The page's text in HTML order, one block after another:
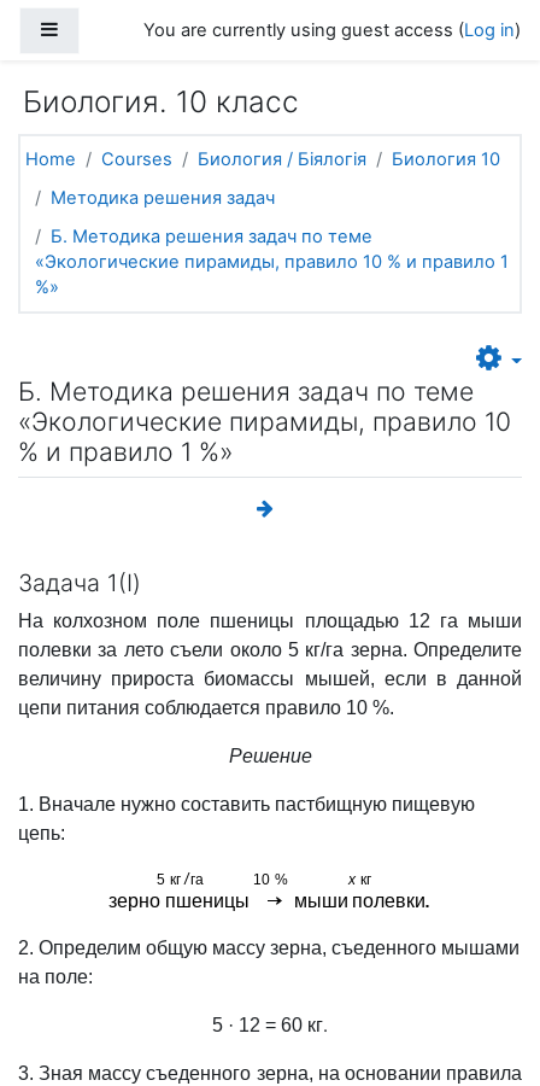
Side panelYou are currently using guest access (Log in)
Биология. 10 класс
Home Courses Биология / Біялогія
Биология 10
Методика решения задач
Б. Методика решения задач по теме
«Экологические пирамиды, правило 10 % и правило 1
%»
Б. Методика решения задач по теме
«Экологические пирамиды, правило 10
% и правило 1 %»
Задача 1(I)
На колхозном поле пшеницы площадью 12 га мыши
полевки за лето съели около 5 кг/га зерна. Определите
величину прироста биомассы мышей, если в данной
цепи питания соблюдается правило 10 %.
Решение
1. Вначале нужно составить пастбищную пищевую
цепь:
2. Определим общую массу зерна, съеденного мышами
на поле:
5 · 12 = 60 кг.
3. Зная массу съеденного зерна, на основании правила